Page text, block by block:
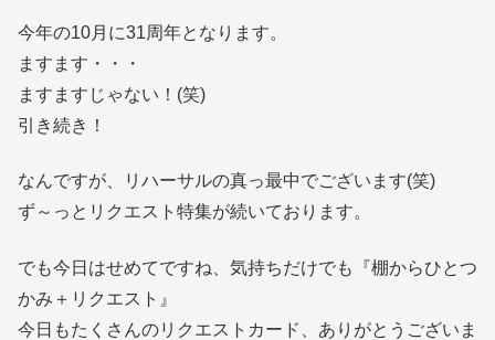
今年の10月に31周年となります。
ますます・・・
ますますじゃない！(笑)
引き続き！
なんですが、リハーサルの真っ最中でございます(笑)
ず～っとリクエスト特集が続いております。
でも今日はせめてですね、気持ちだけでも『棚からひとつ
かみ＋リクエスト』
今日もたくさんのリクエストカード、ありがとうございま